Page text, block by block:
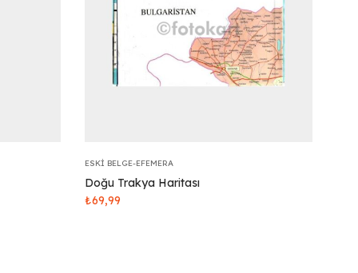
ESKI BELGE-EFEMERA
Doğu Trakya Haritası
₺69,99